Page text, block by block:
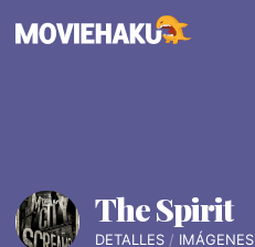
The Spirit
DETALLES IMÁGENES